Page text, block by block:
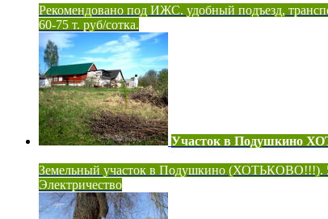
Рекомендовано под ИЖС. удобный подъезд,
60-75 т. руб/сотка.
Участок в Подушкино
Земельный участок в Подушкино
Электричество